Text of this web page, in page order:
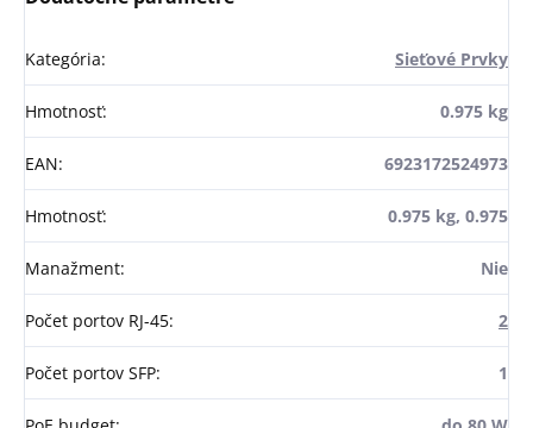
Kategória: Sieťové Prvky
Hmotnosť: 0.975 kg
EAN: 6923172524973
Hmotnosť: 0.975 kg, 0.975
Manažment: Nie
Počet portov RJ-45: 2
Počet portov SFP: 1